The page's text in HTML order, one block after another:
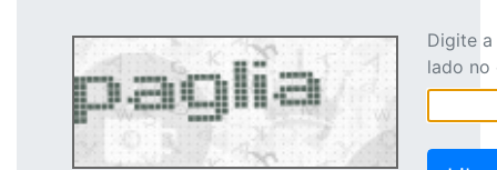
Digite
lado no